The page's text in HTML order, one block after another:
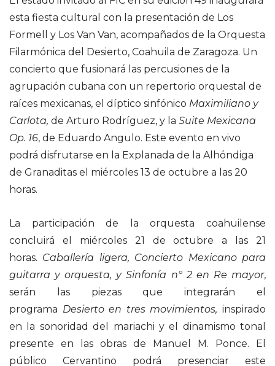
esta fiesta cultural con la presentación de Los
Formell y Los Van Van, acompañados de la Orquesta
Filarmónica del Desierto, Coahuila de Zaragoza. Un
concierto que fusionará las percusiones de la
agrupación cubana con un repertorio orquestal de
raíces mexicanas, el díptico sinfónico Maximiliano y
Carlota, de Arturo Rodríguez, y la Suite Mexicana
Op. 16, de Eduardo Angulo. Este evento en vivo
podrá disfrutarse en la Explanada de la Alhóndiga
de Granaditas el miércoles 13 de octubre a las 20
horas.
La participación de la orquesta coahuilense
concluirá el miércoles 21 de octubre a las 21
horas. Caballería ligera, Concierto Mexicano para
guitarra y orquesta, y Sinfonía nº 2 en Re mayor,
serán las piezas que integrarán el
programa Desierto en tres movimientos, inspirado
en la sonoridad del mariachi y el dinamismo tonal
presente en las obras de Manuel M. Ponce. El
público Cervantino podrá presenciar este